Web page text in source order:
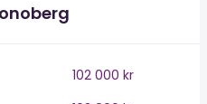
102 000 kr